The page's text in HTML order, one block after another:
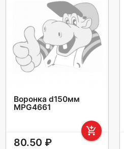
Воронка d150мм
MPG4661
add_shopping_cart
80.50 ₽